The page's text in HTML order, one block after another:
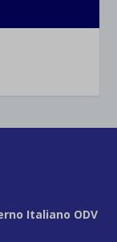
Italiano ODV